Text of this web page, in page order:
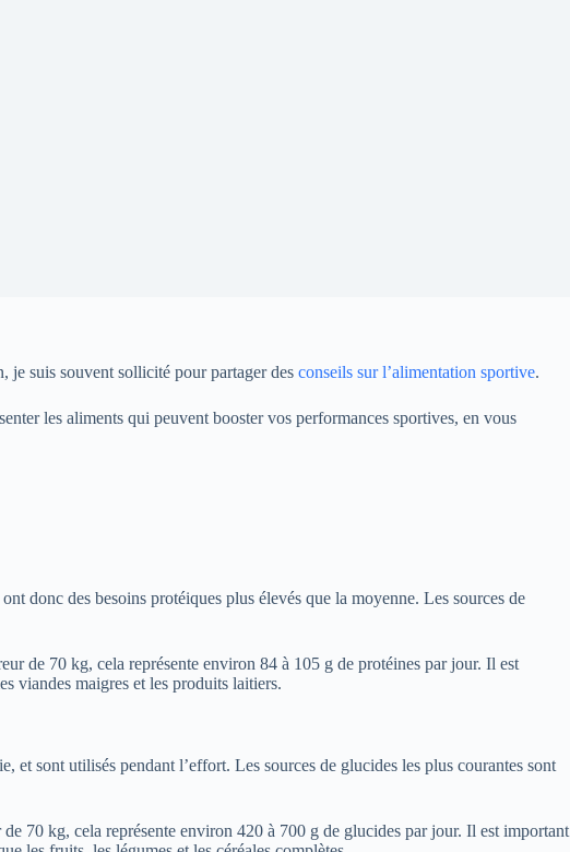
je suis souvent sollicité pour partager des conseils sur l’alimentation sportive.
les aliments qui peuvent booster vos performances sportives, en vous
donc des besoins protéiques plus élevés que la moyenne. Les sources de
de 70 kg, cela représente environ 84 à 105 g de protéines par jour. Il est
viandes maigres et les produits laitiers.
et sont utilisés pendant l’effort. Les sources de glucides les plus courantes sont
70 kg, cela représente environ 420 à 700 g de glucides par jour. Il est important